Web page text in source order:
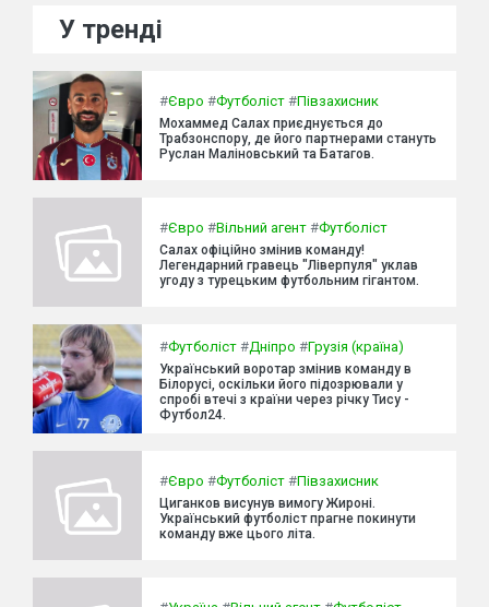
У тренді
#Євро #Футболіст #Півзахисник
Мохаммед Салах приєднується до
Трабзонспору, де його партнерами стануть
Руслан Маліновський та Батагов.
#Євро #Вільний агент #Футболіст
Салах офіційно змінив команду!
Легендарний гравець "Ліверпуля" уклав
угоду з турецьким футбольним гігантом.
#Футболіст #Дніпро #Грузія (країна)
Український воротар змінив команду в
Білорусі, оскільки його підозрювали у
спробі втечі з країни через річку Тису -
Футбол24.
#Євро #Футболіст #Півзахисник
Циганков висунув вимогу Жироні.
Український футболіст прагне покинути
команду вже цього літа.